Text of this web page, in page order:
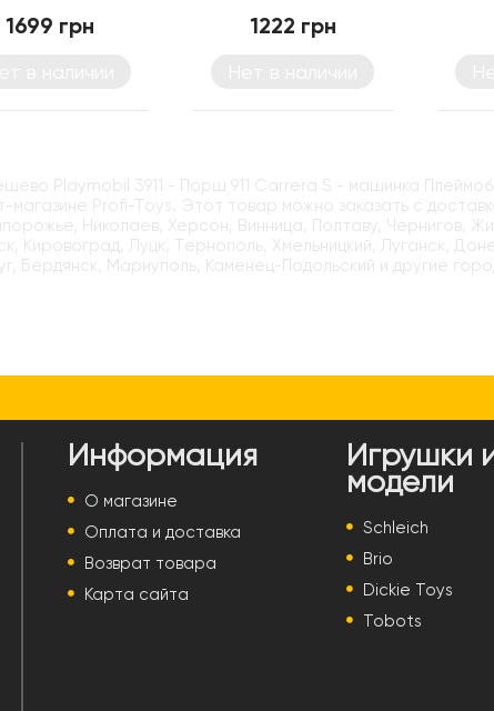
1699 грн 1222 грн
Playmobil 3911 - Порш 911 Carrera S - машинка
магазине Profi-Toys. Этот товар можно заказать с
Николаев, Херсон, Винница, Полтаву, Чернигов,
Кировоград, Луцк, Тернополь, Хмельницкий, Луганск,
Бердянск, Мариуполь, Каменец-Подольский и другие
Информация
О магазине
Оплата и доставка
Возврат товара
Карта сайта
Игрушки
модели
Schleich
Brio
Dickie Toys
Tobots